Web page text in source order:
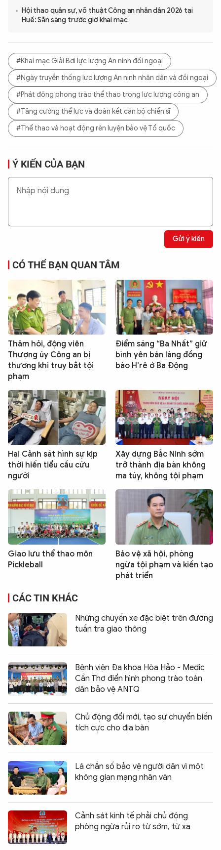
Hội thao quân sự, võ thuật Công an nhân dân 2026 tại
Huế: Sẵn sàng trước giờ khai mạc
#Khai mạc Giải Bơi lực lượng An ninh đối ngoại
#Ngày truyền thống lực lượng An ninh nhân dân và đối ngoại
#Phát động phong trào thể thao trong lực lượng công an
#Tăng cường thể lực và đoàn kết cán bộ chiến sĩ
#Thể thao và hoạt động rèn luyện bảo vệ Tổ quốc
Ý KIẾN CỦA BẠN
Gửi ý kiến
CÓ THỂ BẠN QUAN TÂM
Thăm hỏi, động viên
Thượng úy Công an bị
thương khi truy bắt tội
phạm
Điểm sáng “Ba Nhất” giữ
bình yên bản làng đồng
bào H’rê ở Ba Động
Hai Cảnh sát hình sự kịp
thời hiến tiểu cầu cứu
người
Xây dựng Bắc Ninh sớm
trở thành địa bàn không
ma túy, không tội phạm
Giao lưu thể thao môn
Pickleball
Bảo vệ xã hội, phòng
ngừa tội phạm và kiến tạo
phát triển
CÁC TIN KHÁC
Những chuyến xe đặc biệt trên đường
tuần tra giao thông
Bệnh viện Đa khoa Hòa Hảo - Medic
Cần Thơ điển hình phong trào toàn
dân bảo vệ ANTQ
Chủ động đổi mới, tạo sự chuyển biến
tích cực cho địa bàn
Lá chắn số bảo vệ người dân vì một
không gian mạng nhân văn
Cảnh sát kinh tế phải chủ động
phòng ngừa rủi ro từ sớm, từ xa